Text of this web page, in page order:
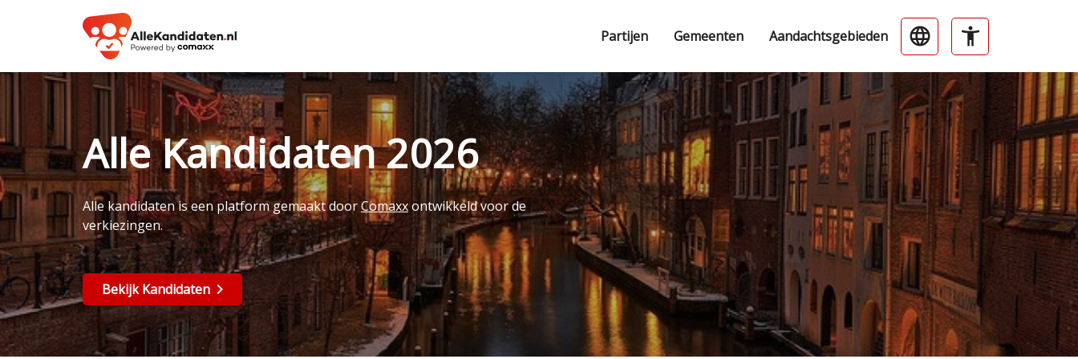
Partijen Gemeenten Aandachtsgebieden
Alle Kandidaten 2026
Alle kandidaten is een platform gemaakt doorComaxxontwikkeld voor de
verkiezingen.
Bekijk Kandidaten